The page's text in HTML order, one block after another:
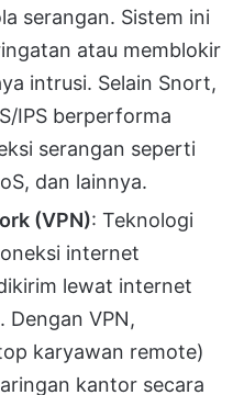
serangan. Sistem ini
atau memblokir
intrusi. Selain Snort,
IPS berperforma
serangan seperti
dan lainnya.
(VPN): Teknologi
internet
lewat internet
Dengan VPN,
karyawan remote)
kantor secara